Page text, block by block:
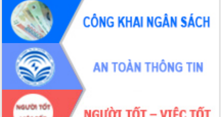
Tổ chức trang trọng Lễ hội Đền thờ
Lương Văn Chánh năm 2026
Phó Bí thư Tỉnh ủy Đắk Lắk Đỗ Hữu
Huy giữ chức Bí thư Đảng ủy Ủy Ban
Nhân dân tỉnh
Bệnh án điện tử thúc đẩy chuyển đổi
số y tế tại Đắk Lắk
Chuyển đổi số thư viện: Mở rộng
không gian tri thức trong thời đại số
Đánh giá, rút kinh nghiệm công tác tổ
chức diễn tập trước ngày bầu cử